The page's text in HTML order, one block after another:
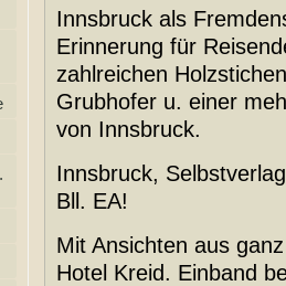
Innsbruck als
Erinnerung für
zahlreichen
Grubhofer u. einer
von Innsbruck.
Innsbruck,
Bll. EA!
Mit Ansichten aus
Hotel Kreid. Einband